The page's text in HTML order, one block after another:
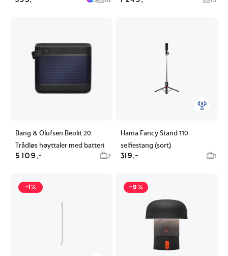
Bang & Olufsen Beolit 20
Trådløs høyttaler med batteri
5 109,- 2
Hama Fancy Stand 110
selfiestang (sort)
319,- 1
-1% -9%